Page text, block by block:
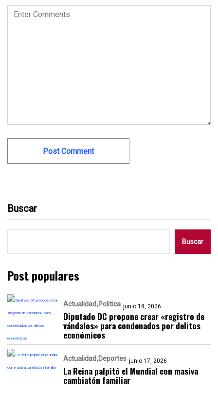
Buscar
Buscar
Post populares
Actualidad Politica junio 18, 2026
Diputado DC propone crear «registro de
vándalos» para condenados por delitos
económicos
Actualidad Deportes junio 17, 2026
La Reina palpitó el Mundial con masiva
cambiatón familiar